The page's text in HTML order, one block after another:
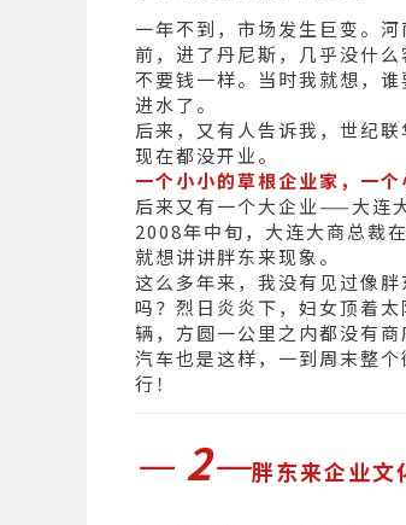
一年不到，市场发生巨变。
前，进了丹尼斯，几乎没什
不要钱一样。当时我就想，
进水了。
后来，又有人告诉我，世纪
现在都没开业。
一个小小的草根企业家，一
后来又有一个大企业——大连
2008年中旬，大连大商总裁
就想讲讲胖东来现象。
这么多年来，我没有见过像
吗？烈日炎炎下，妇女顶着
辆，方圆一公里之内都没有
汽车也是这样，一到周末整
行！
—2—胖东来企业文